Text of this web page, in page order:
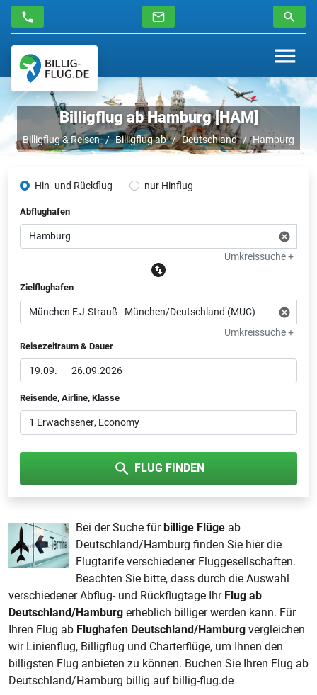
Billigflug ab Hamburg [HAM]
Billigflug & Reisen Billigflug ab Deutschland Hamburg
Hin- und Rückflug nur Hinflug
Abflughafen
Umkreissuche +
Zielflughafen
Umkreissuche +
Reisezeitraum & Dauer
19.09. - 26.09.2026
Reisende, Airline, Klasse
1 Erwachsener, Economy
FLUG FINDEN
Bei der Suche fürbillige Flüge ab
Deutschland/Hamburg finden Sie hier die
Flugtarife verschiedener Fluggesellschaften.
Beachten Sie bitte, dass durch die Auswahl
verschiedener Abflug- und Rückflugtage Ihr Flug ab
Deutschland/Hamburg erheblich billiger werden kann. Für
Ihren Flug ab Flughafen Deutschland/Hamburg vergleichen
wir Linienflug, Billigflug und Charterflüge, um Ihnen den
billigsten Flug anbieten zu können. Buchen Sie Ihren Flug ab
Deutschland/Hamburg billig auf billig-flug.de